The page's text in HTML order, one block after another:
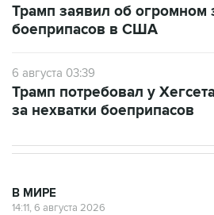
Трамп заявил об огромном
боеприпасов в США
6 августа 03:39
Трамп потребовал у
за нехватки боеприпасов
В МИРЕ
14:11, 6 августа 2026